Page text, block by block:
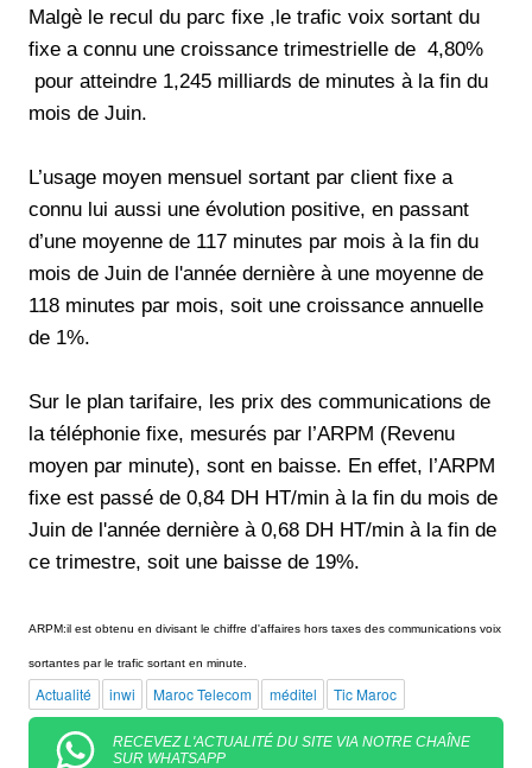
Malgè le recul du parc fixe ,le trafic voix sortant du
fixe a connu une croissance trimestrielle de 4,80%
pour atteindre 1,245 milliards de minutes à la fin du
mois de Juin.
L’usage moyen mensuel sortant par client fixe a
connu lui aussi une évolution positive, en passant
d’une moyenne de 117 minutes par mois à la fin du
mois de Juin de l'année dernière à une moyenne de
118 minutes par mois, soit une croissance annuelle
de 1%.
Sur le plan tarifaire, les prix des communications de
la téléphonie fixe, mesurés par l’ARPM (Revenu
moyen par minute), sont en baisse. En effet, l’ARPM
fixe est passé de 0,84 DH HT/min à la fin du mois de
Juin de l'année dernière à 0,68 DH HT/min à la fin de
ce trimestre, soit une baisse de 19%.
ARPM:il est obtenu en divisant le chiffre d'affaires hors taxes des communications voix
sortantes par le trafic sortant en minute.
Actualité inwi Maroc Telecom méditel Tic Maroc
RECEVEZ L'ACTUALITÉ DU SITE VIA NOTRE CHAÎNE
SUR WHATSAPP